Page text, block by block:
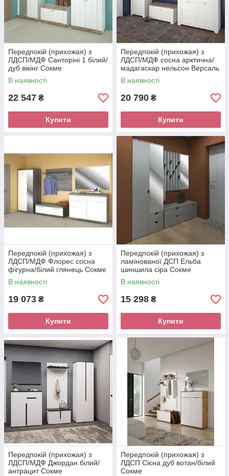
Передпокій (прихожая) з
ЛДСП/МДФ Санторіні 1 білий/
дуб вікінг Сокме
В наявності
22 547 ₴
Купити
Передпокій (прихожая) з
ЛДСП/МДФ сосна арктична/
мадагаскар нельсон Версаль
Сокме
В наявності
20 790 ₴
Купити
Передпокій (прихожая) з
ЛДСП/МДФ Флорес сосна
фігурна/білий глянець Сокме
В наявності
19 073 ₴
Купити
Передпокій (прихожая) з
ламінованої ДСП Ельба
шиншила сіра Сокме
В наявності
15 298 ₴
Купити
Передпокій (прихожая) з
ЛДСП/МДФ Джордан білий/
антрацит Сокме
Передпокій (прихожая) з
ЛДСП Сієна дуб вотан/білий
Сокме